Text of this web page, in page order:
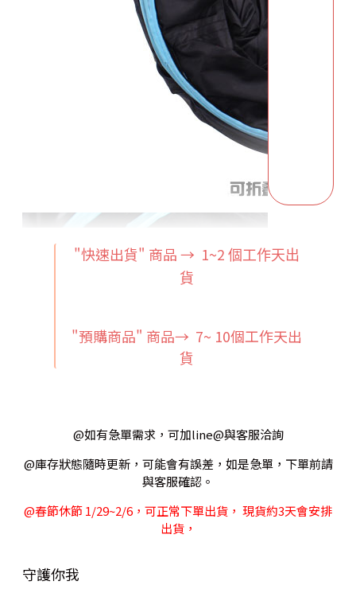
"快速出貨" 商品 → 1~2 個工作天出
貨
"預購商品" 商品→ 7~ 10個工作天出
貨
@如有急單需求，可加line@與客服洽詢
@庫存狀態隨時更新，可能會有誤差，如是急單，下單前請
與客服確認。
@春節休節 1/29~2/6，可正常下單出貨， 現貨約3天會安排
出貨，
守護你我